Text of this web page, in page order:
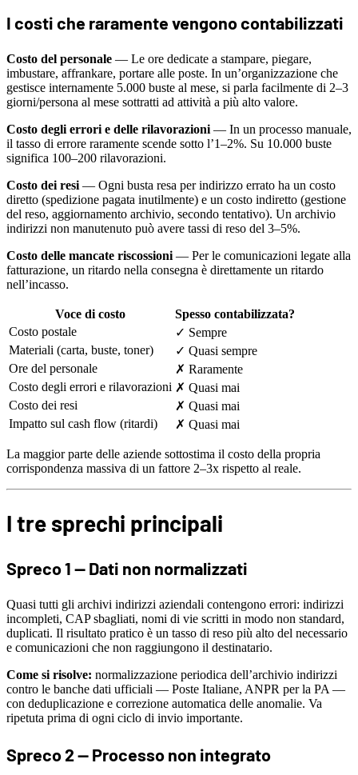
I costi che raramente vengono contabilizzati
Costo del personale — Le ore dedicate a stampare, piegare,
imbustare, affrankare, portare alle poste. In un’organizzazione che
gestisce internamente 5.000 buste al mese, si parla facilmente di 2–3
giorni/persona al mese sottratti ad attività a più alto valore.
Costo degli errori e delle rilavorazioni — In un processo manuale,
il tasso di errore raramente scende sotto l’1–2%. Su 10.000 buste
significa 100–200 rilavorazioni.
Costo dei resi — Ogni busta resa per indirizzo errato ha un costo
diretto (spedizione pagata inutilmente) e un costo indiretto (gestione
del reso, aggiornamento archivio, secondo tentativo). Un archivio
indirizzi non manutenuto può avere tassi di reso del 3–5%.
Costo delle mancate riscossioni — Per le comunicazioni legate alla
fatturazione, un ritardo nella consegna è direttamente un ritardo
nell’incasso.
Voce di costo
Spesso contabilizzata?
Costo postale
✓ Sempre
Materiali (carta, buste, toner)
✓ Quasi sempre
Ore del personale
✗ Raramente
Costo degli errori e rilavorazioni ✗ Quasi mai
Costo dei resi
✗ Quasi mai
Impatto sul cash flow (ritardi)
✗ Quasi mai
La maggior parte delle aziende sottostima il costo della propria
corrispondenza massiva di un fattore 2–3x rispetto al reale.
I tre sprechi principali
Spreco 1 — Dati non normalizzati
Quasi tutti gli archivi indirizzi aziendali contengono errori: indirizzi
incompleti, CAP sbagliati, nomi di vie scritti in modo non standard,
duplicati. Il risultato pratico è un tasso di reso più alto del necessario
e comunicazioni che non raggiungono il destinatario.
Come si risolve: normalizzazione periodica dell’archivio indirizzi
contro le banche dati ufficiali — Poste Italiane, ANPR per la PA —
con deduplicazione e correzione automatica delle anomalie. Va
ripetuta prima di ogni ciclo di invio importante.
Spreco 2 — Processo non integrato